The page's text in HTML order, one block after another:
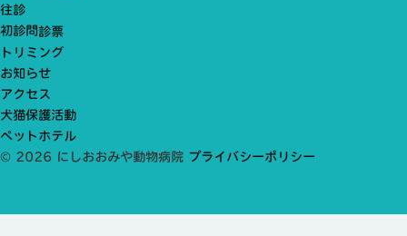
往診
初診問診票
トリミング
お知らせ
アクセス
犬猫保護活動
ペットホテル
© 2026 にしおおみや動物病院 プライバシーポリシー